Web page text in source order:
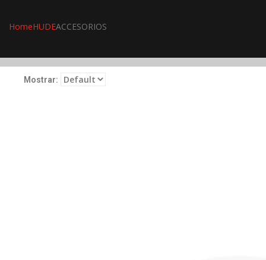
HomeHUDEACCESORIOS
Mostrar: